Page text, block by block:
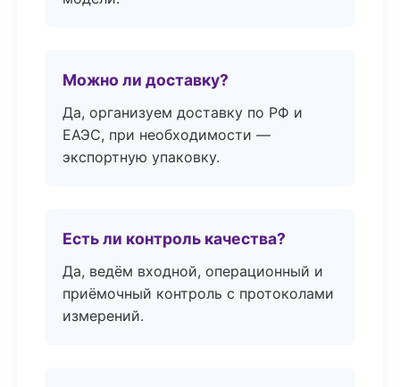
Можно ли доставку?
Да, организуем доставку по РФ и
ЕАЭС, при необходимости —
экспортную упаковку.
Есть ли контроль качества?
Да, ведём входной, операционный и
приёмочный контроль с протоколами
измерений.